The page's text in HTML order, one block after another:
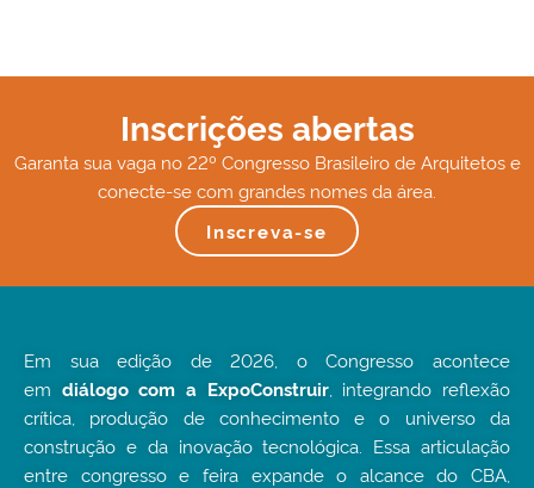
Inscrições abertas
Garanta sua vaga no 22º Congresso Brasileiro de Arquitetos e
conecte-se com grandes nomes da área.
Inscreva-se
Em sua edição de 2026, o Congresso acontece
em diálogo com a ExpoConstruir, integrando reflexão
crítica, produção de conhecimento e o universo da
construção e da inovação tecnológica. Essa articulação
entre congresso e feira expande o alcance do CBA,